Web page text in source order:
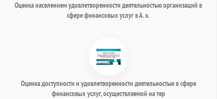
Оценка населением удовлетворенности деятельностью организаций в
сфере финансовых услуг в А. к.
Оценка доступности и удовлетворенности деятельностью в сфере
финансовых услуг, осуществляемой на тер